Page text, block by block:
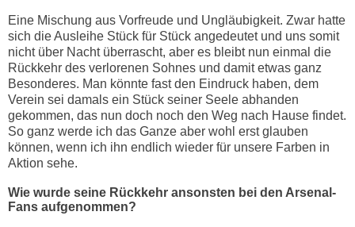
Eine Mischung aus Vorfreude und Ungläubigkeit. Zwar hatte
sich die Ausleihe Stück für Stück angedeutet und uns somit
nicht über Nacht überrascht, aber es bleibt nun einmal die
Rückkehr des verlorenen Sohnes und damit etwas ganz
Besonderes. Man könnte fast den Eindruck haben, dem
Verein sei damals ein Stück seiner Seele abhanden
gekommen, das nun doch noch den Weg nach Hause findet.
So ganz werde ich das Ganze aber wohl erst glauben
können, wenn ich ihn endlich wieder für unsere Farben in
Aktion sehe.
Wie wurde seine Rückkehr ansonsten bei den Arsenal-
Fans aufgenommen?